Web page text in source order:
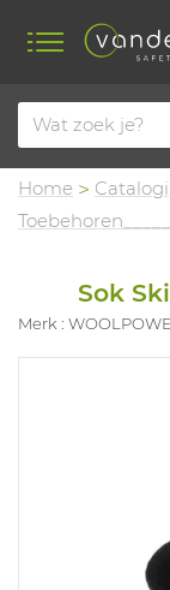
Home Catalogi
Sok
Merk :